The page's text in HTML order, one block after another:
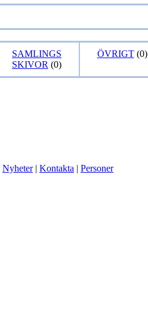
SAMLINGS
SKIVOR (0)
ÖVRIGT(0)
Nyheter| Kontakta | Personer